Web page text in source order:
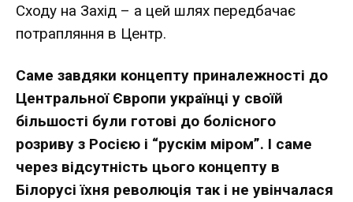
Сходу на Захід – а цей шлях передбачає
потрапляння в Центр.
Саме завдяки концепту приналежності до
Центральної Європи українці у своїй
більшості були готові до болісного
розриву з Росією і “рускім міром”. І саме
через відсутність цього концепту в
Білорусі їхня революція так і не увінчалася